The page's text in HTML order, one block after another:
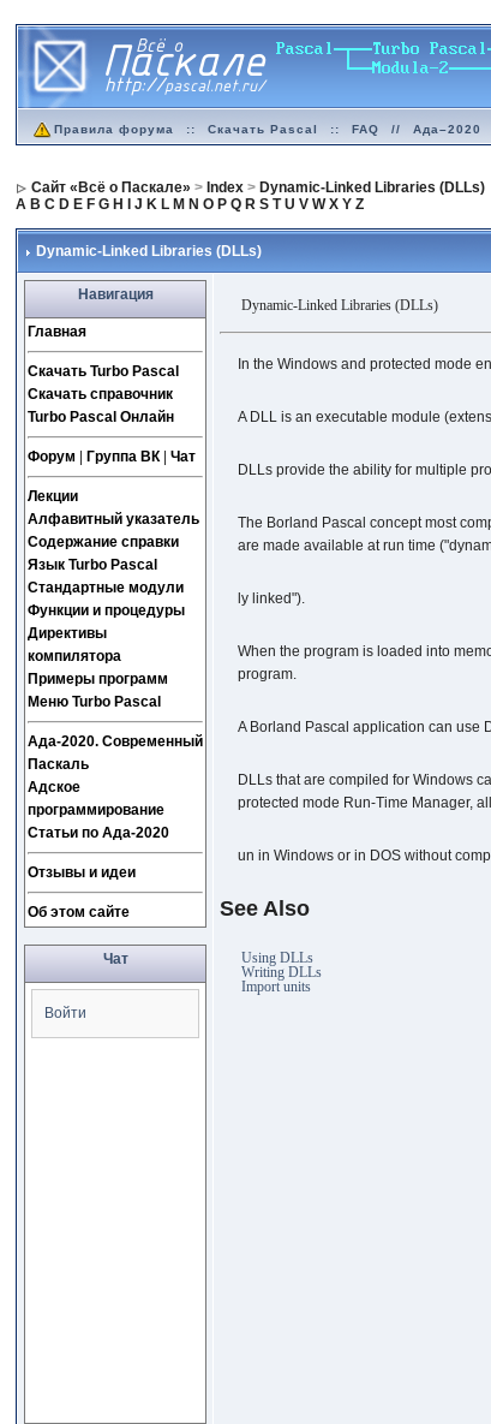
Правила форума :: Скачать Pascal :: FAQ // Ада–2020
Сайт «Всё о Паскале» > Index > Dynamic-Linked Libraries (DLLs)
A B C D E F G H J K L M N O P Q R S T U V W X Y Z
Dynamic-Linked Libraries (DLLs)
Навигация
Главная
Скачать Turbo Pascal
Скачать справочник
Turbo Pascal Онлайн
Форум Группа ВК|Чат
Лекции
Алфавитный указатель
Содержание справки
Язык Turbo Pascal
Стандартные модули
Функции и процедуры
Директивы
компилятора
Примеры программ
Меню Turbo Pascal
Ада-2020. Современный
Паскаль
Адское
программирование
Статьи по Ада-2020
Отзывы и идеи
Об этом сайте
Чат
Войти
Dynamic-Linked Libraries (DLLs)
In the Windows and protected mode
A DLL is an executable module
DLLs provide the ability for multiple
The Borland Pascal concept most
are made available at run time
ly linked").
When the program is loaded into
program.
A Borland Pascal application can use
DLLs that are compiled for Windows
protected mode Run-Time Manager,
un in Windows or in DOS without
See Also
Using DLLs
Writing DLLs
Import units